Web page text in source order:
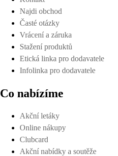
Najdi obchod
Časté otázky
Vrácení a záruka
Stažení produktů
Etická linka pro dodavatele
Infolinka pro dodavatele
Co nabízíme
Akční letáky
Online nákupy
Clubcard
Akční nabídky a soutěže